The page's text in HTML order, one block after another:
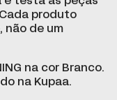
produto
não de um
na cor Branco.
na Kupaa.